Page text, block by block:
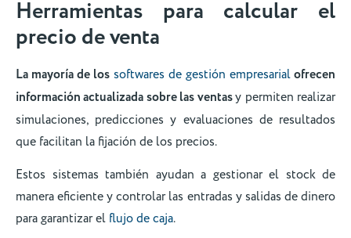
Herramientas para calcular el
precio de venta
La mayoría de los softwares de gestión empresarialofrecen
información actualizada sobre las ventasy permiten realizar
simulaciones, predicciones y evaluaciones de resultados
que facilitan la fijación de los precios.
Estos sistemas también ayudan a gestionar el stock de
manera eficiente y controlar las entradas y salidas de dinero
para garantizar el flujo de caja.